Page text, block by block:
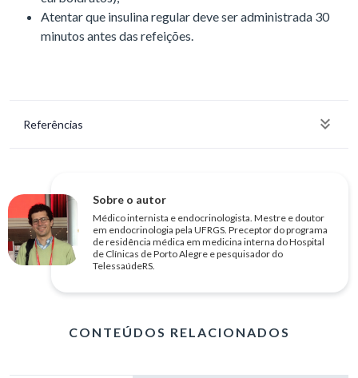
Atentar que insulina regular deve ser administrada 30
minutos antes das refeições.
Referências
Sobre o autor
Médico internista e endocrinologista. Mestre e doutor
em endocrinologia pela UFRGS. Preceptor do programa
de residência médica em medicina interna do Hospital
de Clínicas de Porto Alegre e pesquisador do
TelessaúdeRS.
CONTEÚDOS RELACIONADOS